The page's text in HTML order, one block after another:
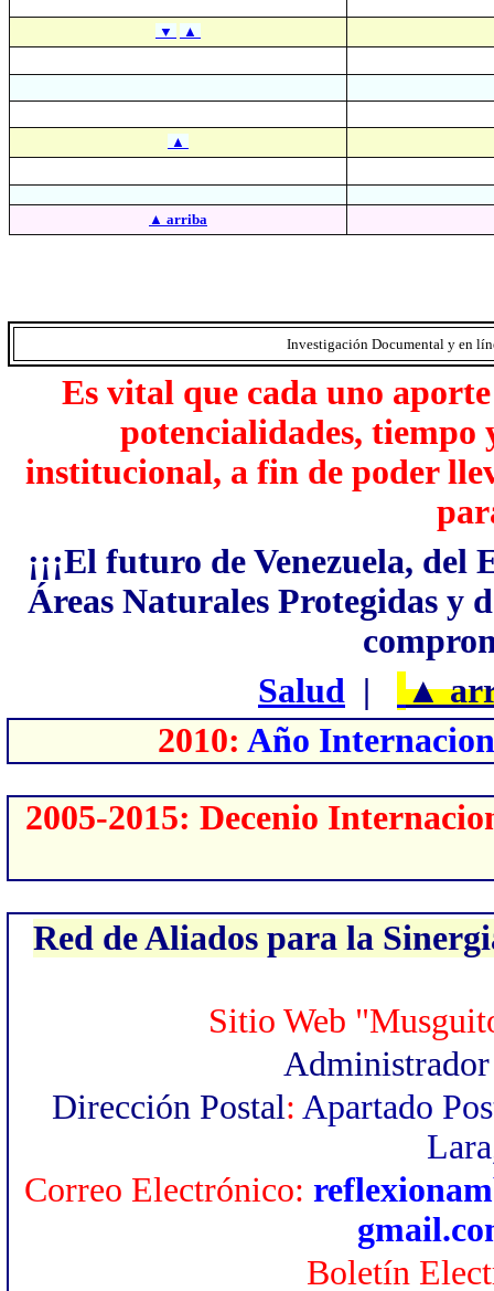
▼ ▲
▲
▲ arriba
Investigación Documental y en
Es vital que cada uno
potencialidades, tiempo
institucional, a fin de poder
¡¡¡El futuro de Venezuela, del
Áreas Naturales Protegidas y
Salud | ▲
2010: Año
2005-2015: Decenio
Red de Aliados para la
Sitio Web
Dirección Postal: Apartado
Correo Electrónico:
Boletín